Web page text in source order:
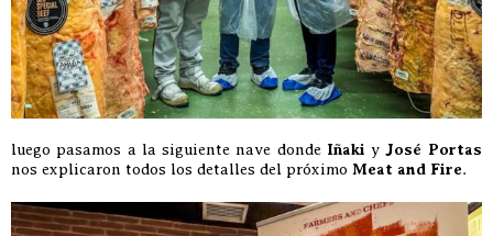
luego pasamos a la siguiente nave donde Iñaki y José Portas
nos explicaron todos los detalles del próximo Meat and Fire.